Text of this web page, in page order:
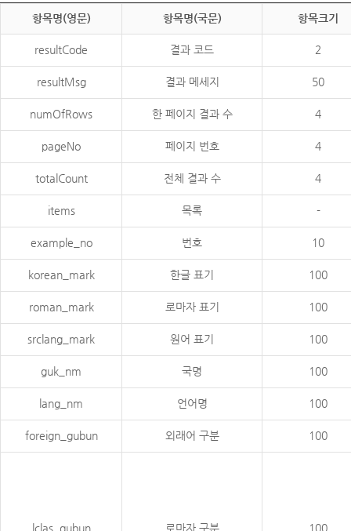
항목명(영문) 항목명(국문) 항목크기
resultCode 결과 코드 2
resultMsg 결과 메세지 50
numOfRows 한 페이지 결과 수 4
pageNo 페이지 번호 4
totalCount 전체 결과 수 4
items 목록 -
example_no 번호 10
korean_mark 한글 표기 100
roman_mark 로마자 표기 100
srclang_mark 원어 표기 100
guk_nm 국명 100
lang_nm 언어명 100
foreign_gubun 외래어 구분 100
lclas_gubun 로마자 구분 100